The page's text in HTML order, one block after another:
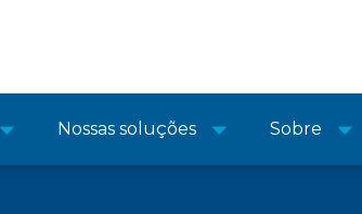
Nossas soluções Sobre